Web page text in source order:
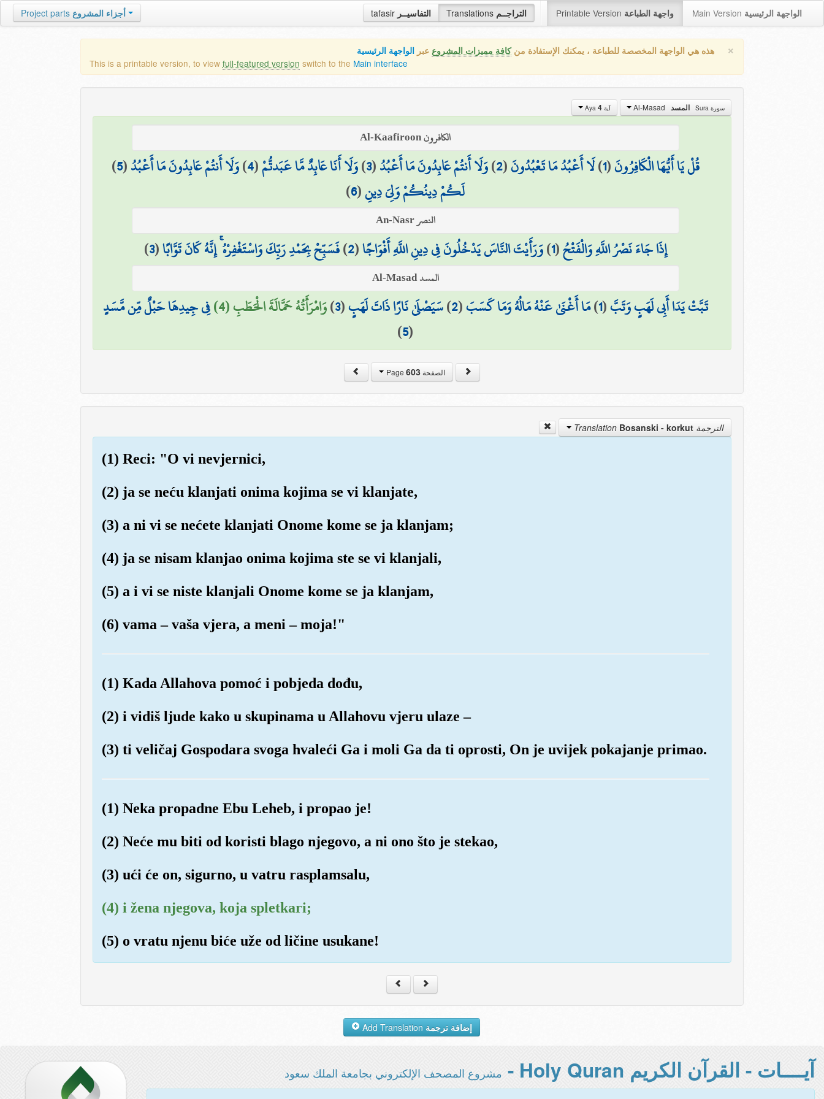
tafasir التفاسيــر Translations التراجــم Printable Version واجهة الطباعة Main Version الواجهة الرئيسية Project parts أجزاء المشروع
× هذه هي الواجهة المخصصة للطباعة ، يمكنك الإستفادة منكافة مميزات المشروع عبر الواجهة الرئيسية
This is a printable version, to view full-featured version switch to the Main interface
سورة Sura المسد آية Aya 4
الكافرون Al-Kaafiroon
قُلْ يَا أَيُّهَا الْكَافِرُونَ(
1
)لَا أَعْبُدُ مَا تَعْبُدُونَ(
2
)وَلَا أَنتُمْ عَابِدُونَ مَا أَعْبُدُ(
3
)وَلَا أَنَا عَابِدٌ مَّا عَبَدتُّمْ(
4
)وَلَا أَنتُمْ عَابِدُونَ مَا أَعْبُدُ(
5
)
لَكُمْ دِينُكُمْ وَلِيَ دِينِ(
6
)
النصر An-Nasr
إِذَا جَاءَ نَصْرُ اللَّهِ وَالْفَتْحُ(
1
)وَرَأَيْتَ النَّاسَ يَدْخُلُونَ فِي دِينِ اللَّهِ أَفْوَاجًا(
2
)فَسَبِّحْ بِحَمْدِ رَبِّكَ وَاسْتَغْفِرْهُ ۚ إِنَّهُ كَانَ تَوَّابًا(
3
)
المسد Al-Masad
تَبَّتْ يَدَا أَبِي لَهَبٍ وَتَبَّ(
1
)مَا أَغْنَىٰ عَنْهُ مَالُهُ وَمَا كَسَبَ(
2
)سَيَصْلَىٰ نَارًا ذَاتَ لَهَبٍ(
3
)وَامْرَأَتُهُ حَمَّالَةَ الْحَطَبِ (4) فِي جِيدِهَا حَبْلٌ مِّن مَّسَدٍ
(
5
)
الصفحة Page603
الترجمة Translation Bosanski - korkut
(1) Reci: "O vi nevjernici,
(2) ja se neću klanjati onima kojima se vi klanjate,
(3) a ni vi se nećete klanjati Onome kome se ja klanjam;
(4) ja se nisam klanjao onima kojima ste se vi klanjali,
(5) a i vi se niste klanjali Onome kome se ja klanjam,
(6) vama – vaša vjera, a meni – moja!"
(1) Kada Allahova pomoć i pobjeda dođu,
(2) i vidiš ljude kako u skupinama u Allahovu vjeru ulaze –
(3) ti veličaj Gospodara svoga hvaleći Ga i moli Ga da ti oprosti, On je uvijek pokajanje primao.
(1) Neka propadne Ebu Leheb, i propao je!
(2) Neće mu biti od koristi blago njegovo, a ni ono što je stekao,
(3) ući će on, sigurno, u vatru rasplamsalu,
(4) i žena njegova, koja spletkari;
(5) o vratu njenu biće uže od ličine usukane!
إضافة ترجمة
آيــــات - القرآن الكريم Holy Quran - مشروع المصحف الإلكتروني بجامعة الملك سعود